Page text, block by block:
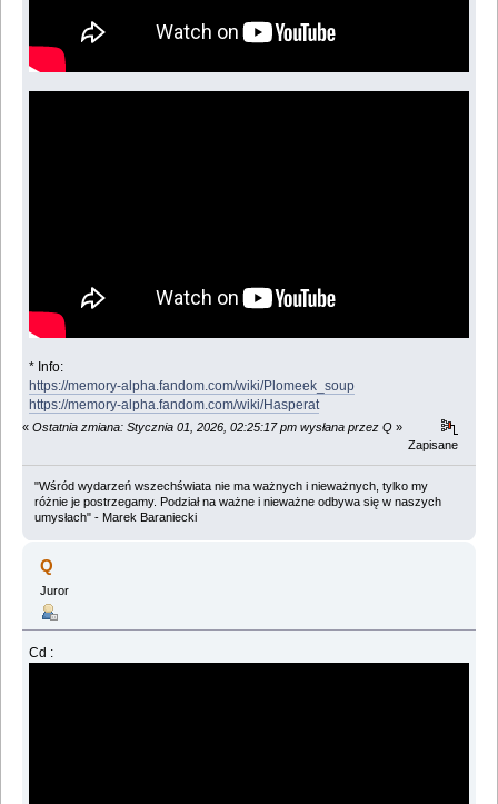
* Info:
https://memory-alpha.fandom.com/wiki/Plomeek_soup
https://memory-alpha.fandom.com/wiki/Hasperat
« Ostatnia zmiana: Stycznia 01, 2026, 02:25:17 pm wysłana przez Q »
Zapisane
"Wśród wydarzeń wszechświata nie ma ważnych i nieważnych, tylko my
różnie je postrzegamy. Podział na ważne i nieważne odbywa się w naszych
umysłach" - Marek Baraniecki
Q
Juror
Cd :